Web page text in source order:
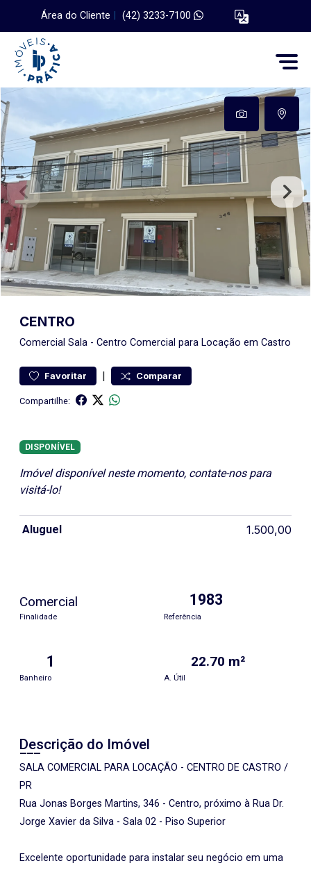
Área do Cliente (42) 3233-7100
CENTRO
Comercial Sala - Centro Comercial para Locação em Castro
Favoritar | Comparar
Compartilhe:
DISPONÍVEL
Imóvel disponível neste momento, contate-nos para
visitá-lo!
Aluguel 1.500,00
Comercial
Finalidade
1983
Referência
1
Banheiro
22.70 m²
A. Útil
Descrição do Imóvel
SALA COMERCIAL PARA LOCAÇÃO - CENTRO DE CASTRO /
PR
Rua Jonas Borges Martins, 346 - Centro, próximo à Rua Dr.
Jorge Xavier da Silva - Sala 02 - Piso Superior
Excelente oportunidade para instalar seu negócio em uma